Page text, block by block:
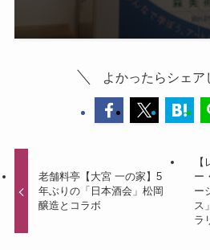
よかったらシェア
老舗料亭【大宮 一の家】5
年ぶりの「日本酒会」松岡
醸造とコラボ
ー
ー
ス
ラ